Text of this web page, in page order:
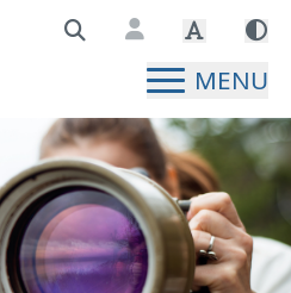
Hauptseite
MENU